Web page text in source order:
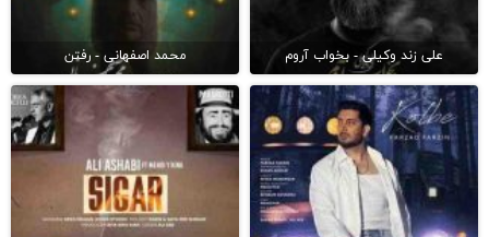
علی زند وکیلی - بخواب آروم محمد اصفهانی - رفتن